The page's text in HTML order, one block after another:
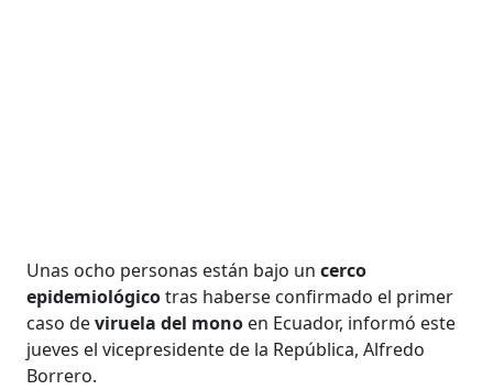
Unas ocho personas están bajo uncerco
epidemiológicotras haberse confirmado el primer
caso deviruela del mono en Ecuador, informó este
jueves el vicepresidente de la República, Alfredo
Borrero.